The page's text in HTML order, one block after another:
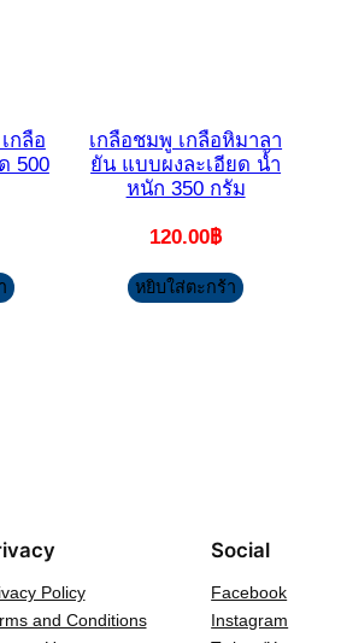
กลือ
500
เกลือชมพู เกลือหิมาลา
ยัน แบบผงละเอียด น้ำ
หนัก 350 กรัม
120.00฿
หยิบใส่ตะกร้า
Policy
and Conditions
Social
Facebook
Instagram